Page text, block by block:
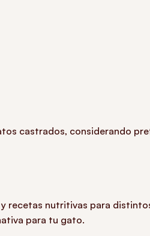
castrados, considerando
recetas nutritivas para
para tu gato.